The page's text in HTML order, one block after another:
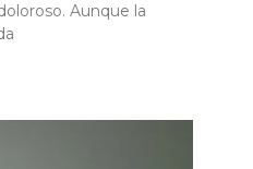
Aunque la